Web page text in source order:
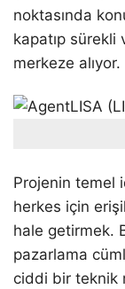
noktasında
kapatıp
merkeze alıyor.
Projenin temel
herkes için
hale getirmek.
pazarlama
ciddi bir teknik